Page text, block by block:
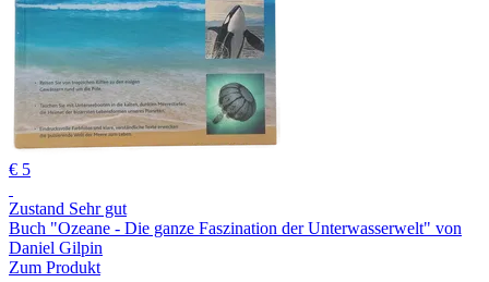
€ 5
Zustand Sehr gut
Buch "Ozeane - Die ganze Faszination der Unterwasserwelt" von
Daniel Gilpin
Zum Produkt